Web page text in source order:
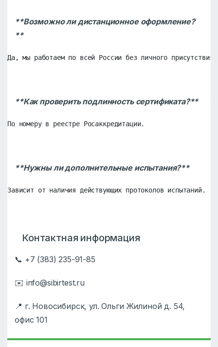
**Возможно ли дистанционное оформление?
**
Да, мы работаем по всей России без личного присутствия
**Как проверить подлинность сертификата?**
По номеру в реестре Росаккредитации.
**Нужны ли дополнительные испытания?**
Зависит от наличия действующих протоколов испытаний.
Контактная информация
📞 +7 (383) 235-91-85
✉️ info@sibirtest.ru
📍 г. Новосибирск, ул. Ольги Жилиной д. 54,
офис 101